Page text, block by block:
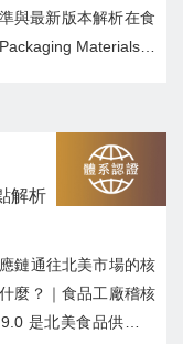
與最新版本解析在食
Materials）
解析
鏈通往北美市場的核
麼？｜食品工廠稽核
是北美食品供應鏈